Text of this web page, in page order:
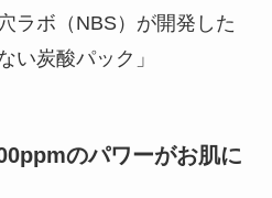
ラボ（NBS）が開発した
い炭酸パック」
のパワーがお肌に